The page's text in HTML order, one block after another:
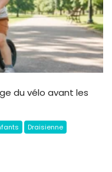
du vélo avant les
Draisienne